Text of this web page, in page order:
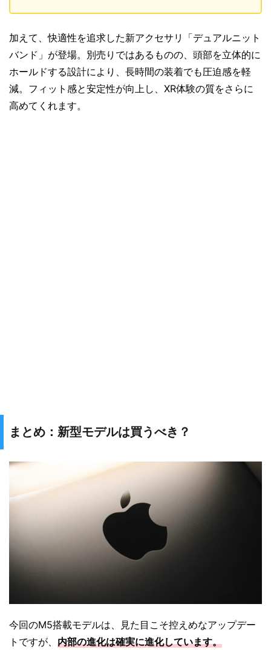
加えて、快適性を追求した新アクセサリ「デュアルニット
バンド」が登場。別売りではあるものの、頭部を立体的に
ホールドする設計により、長時間の装着でも圧迫感を軽
減。フィット感と安定性が向上し、XR体験の質をさらに
高めてくれます。
まとめ：新型モデルは買うべき？
今回のM5搭載モデルは、見た目こそ控えめなアップデー
トですが、 内部の進化は確実に進化しています。